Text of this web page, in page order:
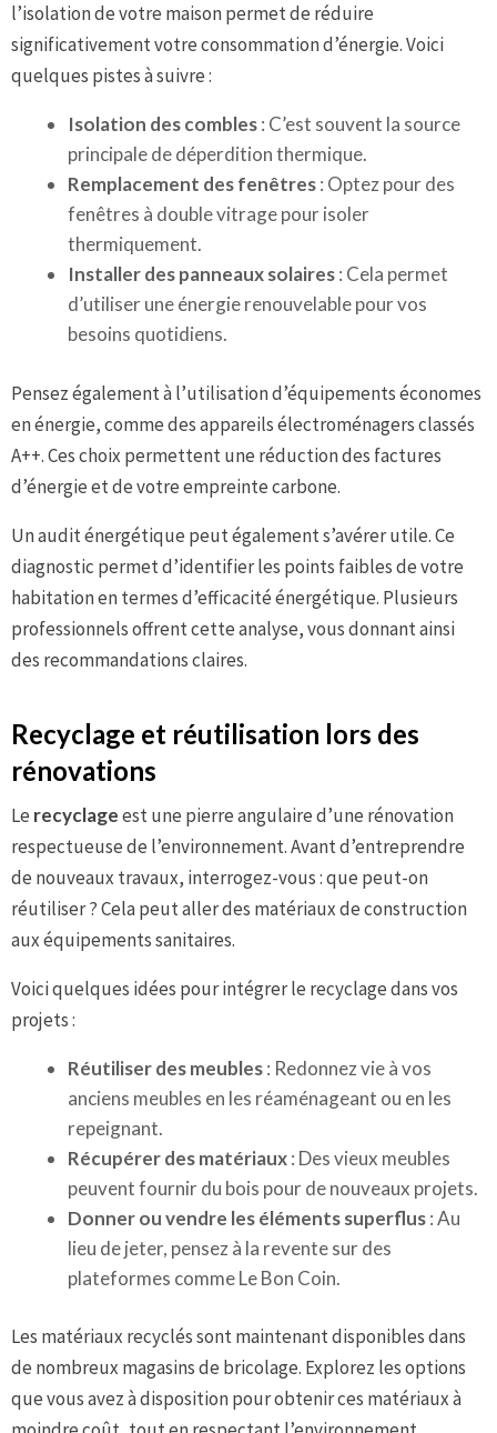
l’isolation de votre maison permet de réduire
significativement votre consommation d’énergie. Voici
quelques pistes à suivre :
Isolation des combles: C’est souvent la source
principale de déperdition thermique.
Remplacement des fenêtres: Optez pour des
fenêtres à double vitrage pour isoler
thermiquement.
Installer des panneaux solaires: Cela permet
d’utiliser une énergie renouvelable pour vos
besoins quotidiens.
Pensez également à l’utilisation d’équipements économes
en énergie, comme des appareils électroménagers classés
A++. Ces choix permettent une réduction des factures
d’énergie et de votre empreinte carbone.
Un audit énergétique peut également s’avérer utile. Ce
diagnostic permet d’identifier les points faibles de votre
habitation en termes d’efficacité énergétique. Plusieurs
professionnels offrent cette analyse, vous donnant ainsi
des recommandations claires.
Recyclage et réutilisation lors des
rénovations
Le recyclageest une pierre angulaire d’une rénovation
respectueuse de l’environnement. Avant d’entreprendre
de nouveaux travaux, interrogez-vous : que peut-on
réutiliser ? Cela peut aller des matériaux de construction
aux équipements sanitaires.
Voici quelques idées pour intégrer le recyclage dans vos
projets :
Réutiliser des meubles: Redonnez vie à vos
anciens meubles en les réaménageant ou en les
repeignant.
Récupérer des matériaux: Des vieux meubles
peuvent fournir du bois pour de nouveaux projets.
Donner ou vendre les éléments superflus: Au
lieu de jeter, pensez à la revente sur des
plateformes comme Le Bon Coin.
Les matériaux recyclés sont maintenant disponibles dans
de nombreux magasins de bricolage. Explorez les options
que vous avez à disposition pour obtenir ces matériaux à